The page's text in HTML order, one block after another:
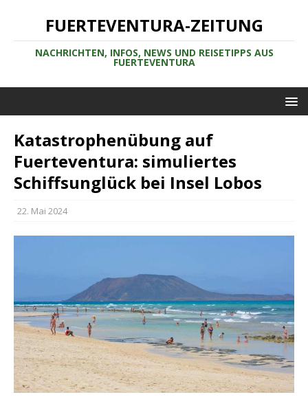
FUERTEVENTURA-ZEITUNG
NACHRICHTEN, INFOS, NEWS UND REISETIPPS AUS
FUERTEVENTURA
Katastrophenübung auf
Fuerteventura: simuliertes
Schiffsunglück bei Insel Lobos
22. Mai 2024